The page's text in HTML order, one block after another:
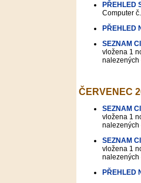
PŘEHLED
Computer
PŘEHLED
SEZNAM
vložena 1
nalezených
ČERVENEC
SEZNAM
vložena 1
nalezených
SEZNAM
vložena 1
nalezených
PŘEHLED